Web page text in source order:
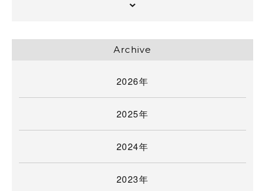
Archive
2026年
2025年
2024年
2023年